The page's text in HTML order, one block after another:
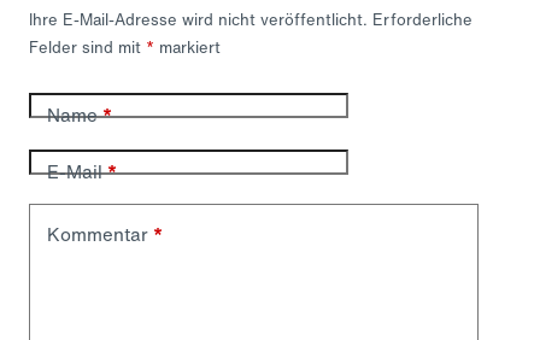
Ihre E-Mail-Adresse wird nicht veröffentlicht. Erforderliche
Felder sind mit * markiert
Name*
E-Mail*
Kommentar *